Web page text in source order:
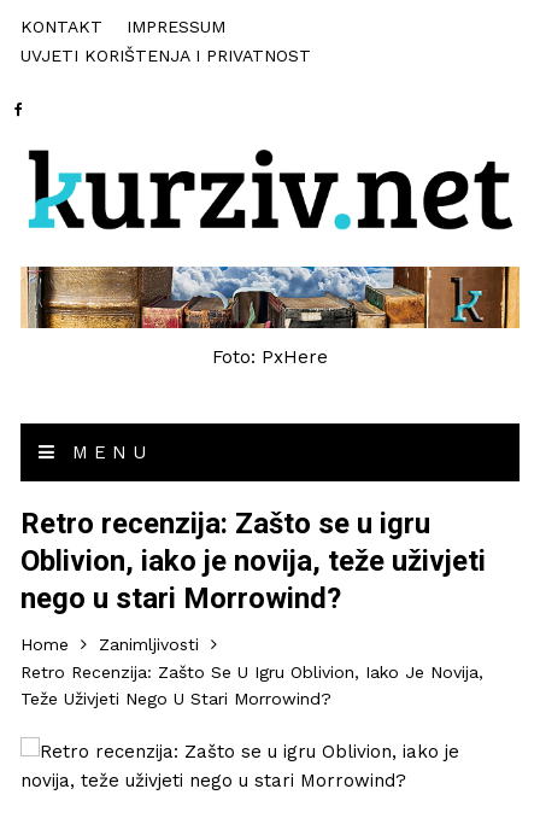
KONTAKT
IMPRESSUM
UVJETI KORIŠTENJA I PRIVATNOST
Foto: PxHere
MENU
Retro recenzija: Zašto se u igru
Oblivion, iako je novija, teže uživjeti
nego u stari Morrowind?
Home
Zanimljivosti
Retro Recenzija: Zašto Se U Igru Oblivion, Iako Je Novija,
Teže Uživjeti Nego U Stari Morrowind?